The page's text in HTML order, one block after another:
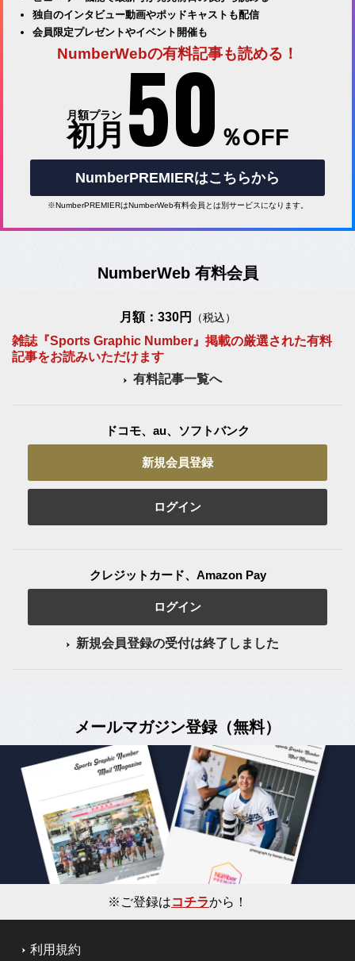
独自のインタビュー動画やポッドキャストも配信
会員限定プレゼントやイベント開催も
NumberWebの有料記事も読める！
月額プラン
初月 50 ％OFF
NumberPREMIERはこちらから
※NumberPREMIERはNumberWeb有料会員とは別サービスになります。
NumberWeb 有料会員
月額：330円 （税込）
雑誌『Sports Graphic Number』掲載の厳選された有料
記事をお読みいただけます
有料記事一覧へ
ドコモ、au、ソフトバンク
新規会員登録
ログイン
クレジットカード、Amazon Pay
ログイン
新規会員登録の受付は終了しました
メールマガジン登録（無料）
※ご登録はコチラから！
利用規約